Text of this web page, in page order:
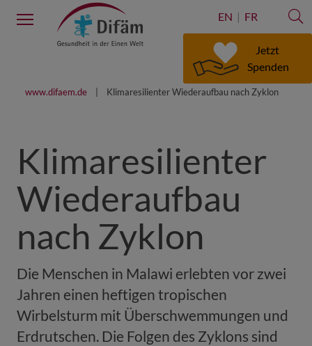
EN FR
Jetzt
Spenden
Menu
www.difaem.de Klimaresilienter Wiederaufbau nach Zyklon
Klimaresilienter
Wiederaufbau
nach Zyklon
Die Menschen in Malawi erlebten vor zwei
Jahren einen heftigen tropischen
Wirbelsturm mit Überschwemmungen und
Erdrutschen. Die Folgen des Zyklons sind